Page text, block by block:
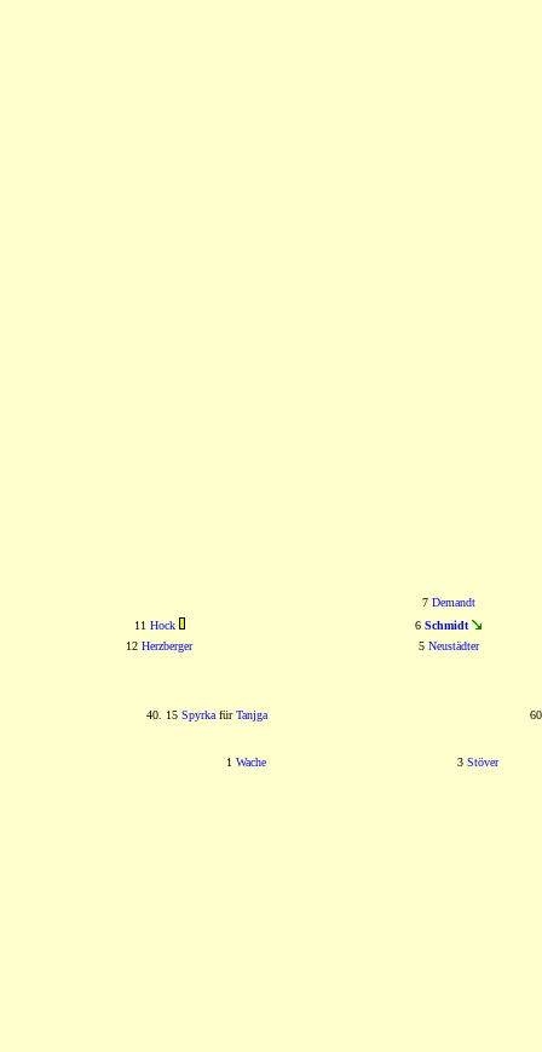
7 Demandt
11 Hock 6 Schmidt
12 Herzberger 5 Neustädter
40. 15 Spyrka fürTanjga
1 Wache 3 Stöver